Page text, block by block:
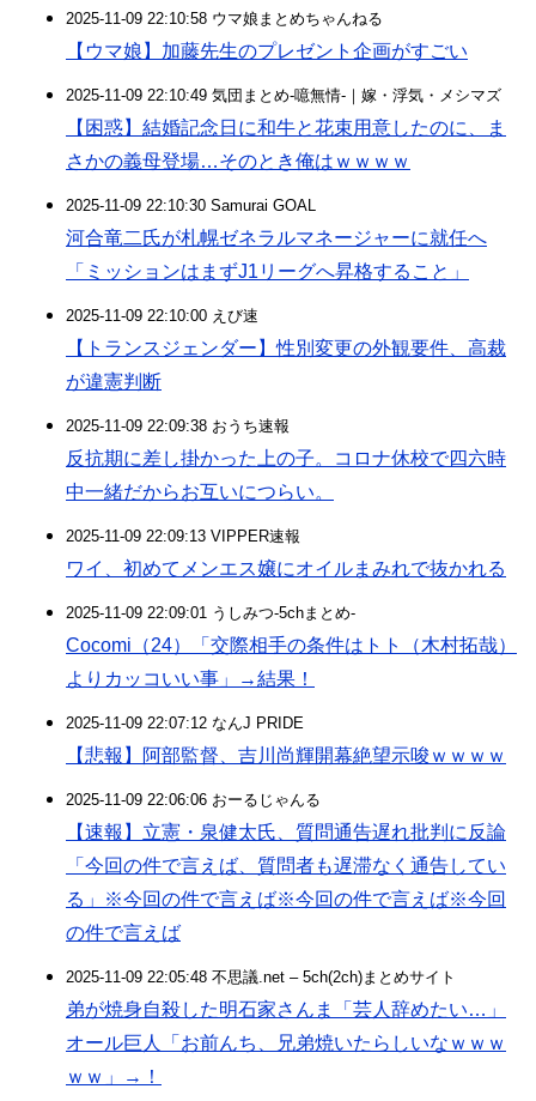
2025-11-09 22:10:58 ウマ娘まとめちゃんねる
【ウマ娘】加藤先生のプレゼント企画がすごい
2025-11-09 22:10:49 気団まとめ-噫無情-｜嫁・浮気・メシマズ
【困惑】結婚記念日に和牛と花束用意したのに、ま
さかの義母登場…そのとき俺はｗｗｗｗ
2025-11-09 22:10:30 Samurai GOAL
河合竜二氏が札幌ゼネラルマネージャーに就任へ
「ミッションはまずJ1リーグへ昇格すること」
2025-11-09 22:10:00 えび速
【トランスジェンダー】性別変更の外観要件、高裁
が違憲判断
2025-11-09 22:09:38 おうち速報
反抗期に差し掛かった上の子。コロナ休校で四六時
中一緒だからお互いにつらい。
2025-11-09 22:09:13 VIPPER速報
ワイ、初めてメンエス嬢にオイルまみれで抜かれる
2025-11-09 22:09:01 うしみつ-5chまとめ-
Cocomi（24）「交際相手の条件はトト（木村拓哉）
よりカッコいい事」→結果！
2025-11-09 22:07:12 なんJ PRIDE
【悲報】阿部監督、吉川尚輝開幕絶望示唆ｗｗｗｗ
2025-11-09 22:06:06 おーるじゃんる
【速報】立憲・泉健太氏、質問通告遅れ批判に反論
「今回の件で言えば、質問者も遅滞なく通告してい
る」※今回の件で言えば※今回の件で言えば※今回
の件で言えば
2025-11-09 22:05:48 不思議.net – 5ch(2ch)まとめサイト
弟が焼身自殺した明石家さんま「芸人辞めたい…」
オール巨人「お前んち、兄弟焼いたらしいなｗｗｗ
ｗｗ」→！